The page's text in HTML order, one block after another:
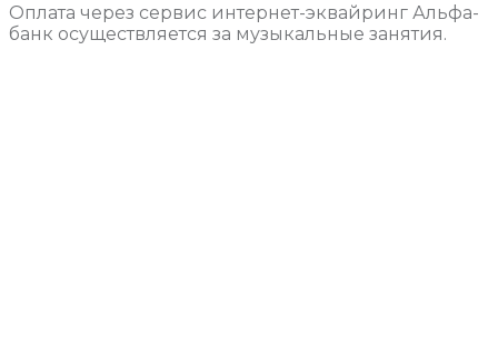
Оплата через сервис интернет-эквайринг Альфа-
банк осуществляется за музыкальные занятия.